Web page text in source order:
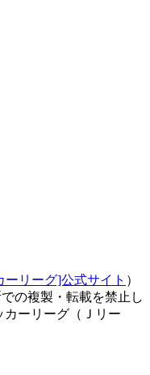
ーリーグ]公式サイト ）
の複製・転載を禁止し
ーリーグ（Ｊリー